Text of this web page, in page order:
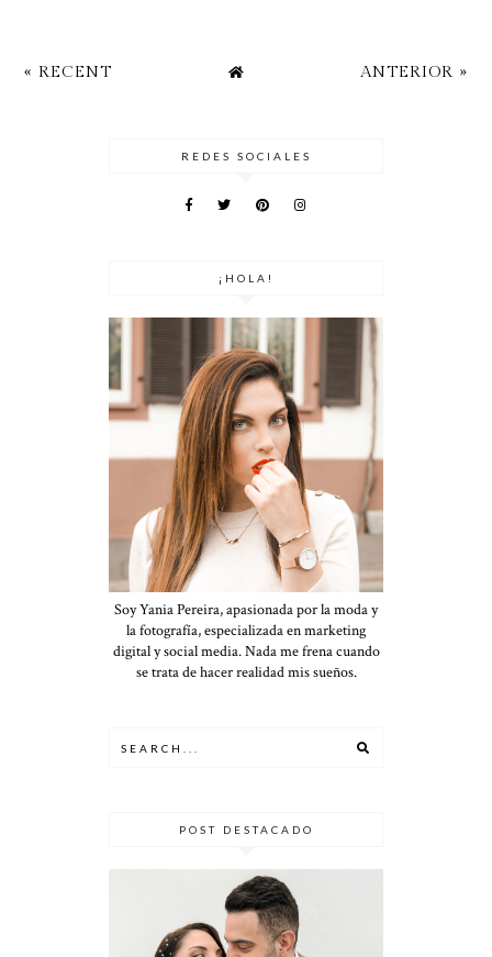
« RECENT ANTERIOR »
REDES SOCIALES
¡HOLA!
Soy Yania Pereira, apasionada por la moda y
la fotografía, especializada en marketing
digital y social media. Nada me frena cuando
se trata de hacer realidad mis sueños.
POST DESTACADO